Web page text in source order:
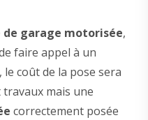
garage motorisée,
faire appel à un
coût de la pose sera
mais une
correctement posée